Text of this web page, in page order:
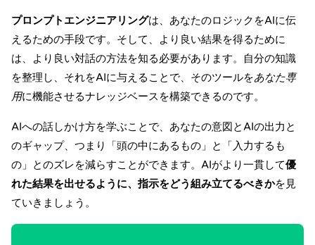
プロンプトエンジニアリングは、あなたのロジックをAIに伝
えるための手段です。そして、より良い結果を得るために
は、より良い対話の方法を知る必要があります。自分の知識
を整理し、それをAIに与えることで、そのツールをあなた専
用に機能させるナレッジベースを構築できるのです。
AIへの話しかけ方を学ぶことで、あなたの意図とAIの出力と
のギャップ、つまり「頭の中にあるもの」と「入力するも
の」とのズレを減らすことができます。AIがより一貫して優
れた結果を出せるように、指示をどう組み立てるべきかを見
ていきましょう。